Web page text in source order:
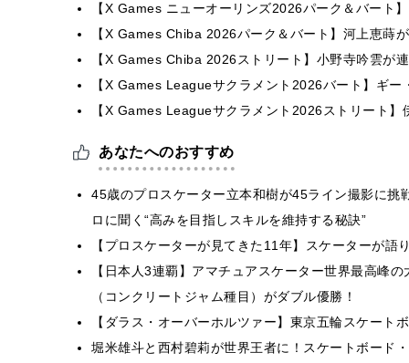
【X Games ニューオーリンズ2026パーク＆バート
【X Games Chiba 2026パーク＆バート】河上恵蒔
【X Games Chiba 2026ストリート】小野寺吟雲が
【X Games Leagueサクラメント2026バート】ギ
【X Games Leagueサクラメント2026ストリート
あなたへのおすすめ
45歳のプロスケーター立本和樹が45ライン撮影に
ロに聞く“高みを目指しスキルを維持する秘訣”
【プロスケーターが見てきた11年】スケーターが
【日本人3連覇】アマチュアスケーター世界最高峰
（コンクリートジャム種目）がダブル優勝！
【ダラス・オーバーホルツァー】東京五輪スケート
堀米雄斗と西村碧莉が世界王者に！スケートボード